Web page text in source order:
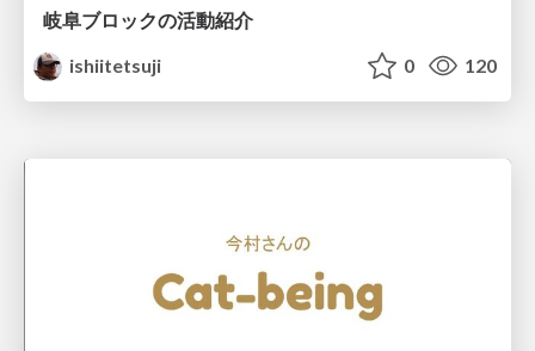
岐阜ブロックの活動紹介
ishiitetsuji
0 120